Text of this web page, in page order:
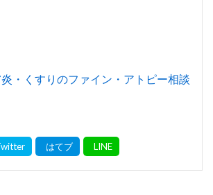
・くすりのファイン・アトピー相談